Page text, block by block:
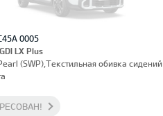
0005
LX Plus
(SWP),Текстильная обивка сидений